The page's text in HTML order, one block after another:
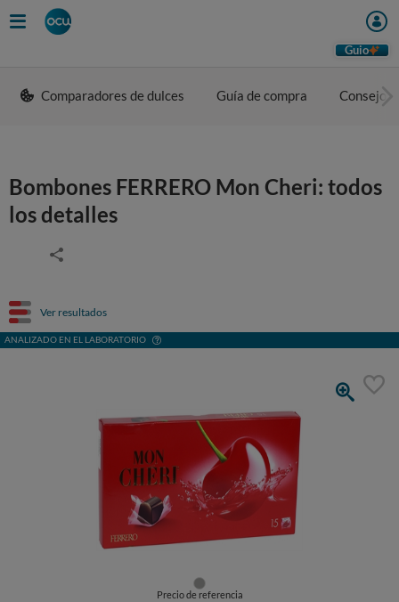
Guio
Comparadores de dulces Guía de compra Consejos
Bombones FERRERO Mon Cheri: todos
los detalles
Ver resultados
ANALIZADO EN EL LABORATORIO
Precio de referencia